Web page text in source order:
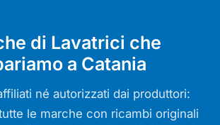
di Lavatrici che
a Catania
né autorizzati dai produttori:
le marche con ricambi originali